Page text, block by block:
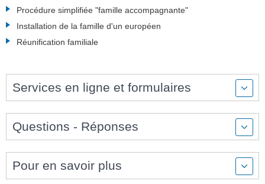
Procédure simplifiée "famille accompagnante"
Installation de la famille d'un européen
Réunification familiale
Services en ligne et formulaires
Questions - Réponses
Pour en savoir plus